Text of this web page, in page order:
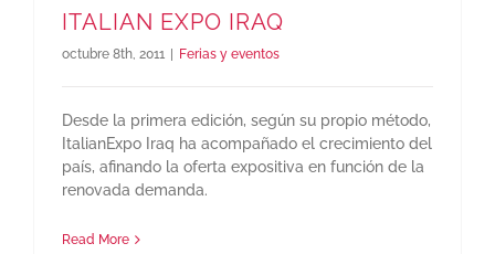
ITALIAN EXPO IRAQ
octubre 8th, 2011 Ferias y eventos
Desde la primera edición, según su propio método,
ItalianExpo Iraq ha acompañado el crecimiento del
país, afinando la oferta expositiva en función de la
renovada demanda.
Read More